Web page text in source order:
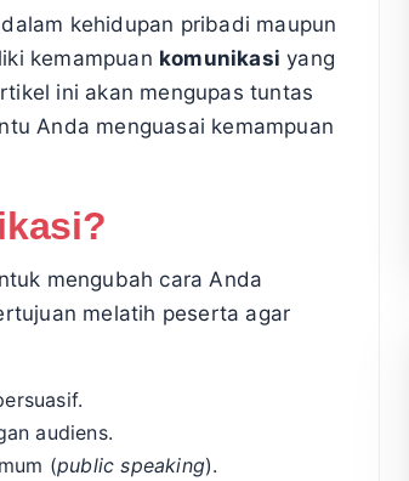
kehidupan pribadi maupun
kemampuan komunikasi yang
ini akan mengupas tuntas
Anda menguasai kemampuan
mengubah cara Anda
melatih peserta agar
audiens.
(public speaking).